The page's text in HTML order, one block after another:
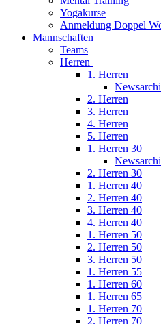
Yogakurse
Anmeldung Doppel
Mannschaften
Teams
Herren
1. Herren
2. Herren
3. Herren
4. Herren
5. Herren
1. Herren 30
2. Herren 30
1. Herren 40
2. Herren 40
3. Herren 40
4. Herren 40
1. Herren 50
2. Herren 50
3. Herren 50
1. Herren 55
1. Herren 60
1. Herren 65
1. Herren 70
2. Herren 70